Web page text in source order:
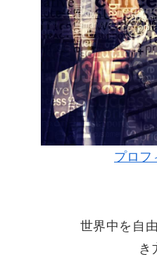
プロフ
世界中を自
き